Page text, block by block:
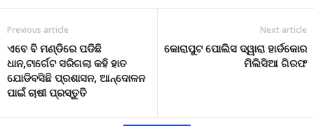
Previous article
ଏବେ ବି ମଣ୍ଡିରେ ପଡିଛି
ଧାନ,ଟାର୍ଗେଟ ସରିଗଲା କହି ହାତ
ଯୋଡିବସିଛି ପ୍ରଶାସନ, ଆନ୍ଦୋଳନ
ପାଇଁ ଚାଷୀ ପ୍ରସ୍ତୁତି
Next article
କୋରାପୁଟ ପୋଲିସ ଦ୍ୱାରା ହାର୍ଡକୋର
ମିଲିସିଆ ଗିରଫ